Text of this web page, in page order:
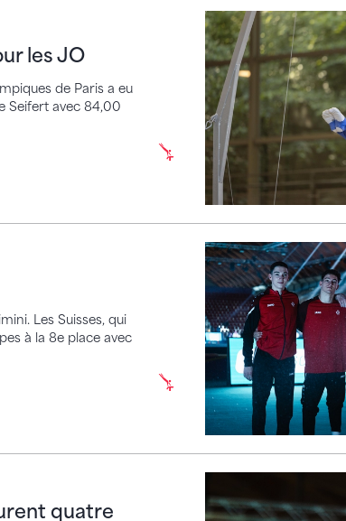
les JO
de Paris a eu
Seifert avec 84,00
Les Suisses, qui
à la 8e place avec
quatre
billets pour les finales aux engins